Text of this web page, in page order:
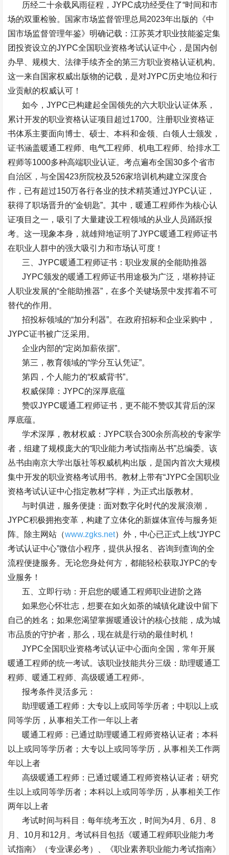
历经二十余载风雨征程，JYPC成功经受住了“时间和市
场的双重检验。国家市场监督管理总局2023年出版的《中
国市场监督管理年鉴》明确记载：江苏英才职业技能鉴定集
团投资设立的JYPC全国职业资格考试认证中心，是国内创
办早、规模大、法律手续齐全的第三方职业资格认证机构。
这一来自国家权威出版物的记载，是对JYPC历史地位和行
业贡献的权威认可！
如今，JYPC已构建起全国领先的六大职业认证体系，
累计开发的职业资格认证项目超过1700。注册职业资格证
书体系主要面向博士、硕士、本科和金领、白领人士颁发，
证书涵盖暖通工程师、电气工程师、机电工程师、给排水工
程师等1000多种高端职业认证。考点遍布全国30多个省市
自治区，与全国423所院校及526家培训机构建立深度合
作，已有超过150万各行各业的技术精英通过JYPC认证，
获得了职场晋升的“金钥匙”。其中，暖通工程师作为核心认
证项目之一，吸引了大量建设工程领域的从业人员踊跃报
考。这一现象本身，就雄辩地证明了JYPC暖通工程师证书
在职业人群中的强大吸引力和市场认可度！
三、JYPC暖通工程师证书：职业发展的全能助推器
JYPC颁发的暖通工程师证书用途极为广泛，堪称持证
人职业发展的“全能助推器” ，在多个关键场景中发挥着不可
替代的作用。
招投标领域的“加分利器”。在政府招标和企业采购中，
JYPC证书被广泛采用。
企业内部的“定岗加薪依据”。
第三，教育领域的“学分互认凭证”。
第四，个人能力的“权威背书”。
权威保障：JYPC的深厚底蕴
赞叹JYPC暖通工程师证书，更不能不赞叹其背后的深
厚底蕴。
学术深厚，教材权威：JYPC联合300余所高校的专家学
者，组建了规模庞大的“职业能力考试指南丛书”总编委。该
丛书由南京大学出版社等权威机构出版，是国内首次大规模
集中开发的职业资格考试用书。教材上带有“JYPC全国职业
资格考试认证中心指定教材”字样，为正式出版教材。
与时俱进，服务便捷：面对数字化时代的发展浪潮，
JYPC积极拥抱变革，构建了立体化的新媒体宣传与服务矩
阵。除主网站（www.zgks.net）外，中心已正式上线“JYPC
考试认证中心”微信小程序，提供从报名、咨询到查询的全
流程便捷服务。无论您身处何方，都能轻松获取JYPC的专
业服务！
五、立即行动：开启您的暖通工程师职业进阶之路
如果您心怀壮志，想要在如火如荼的城镇化建设中留下
自己的姓名；如果您渴望掌握暖通设计的核心技能，成为城
市品质的守护者，那么，现在就是行动的最佳时机！
JYPC全国职业资格考试认证中心面向全国，常年开展
暖通工程师的统一考试。该职业技能共分三级：助理暖通工
程师、暖通工程师、高级暖通工程师-。
报考条件灵活多元：
助理暖通工程师：大专以上或同等学历者；中职以上或
同等学历，从事相关工作一年以上者
暖通工程师：已通过助理暖通工程师资格认证者；本科
以上或同等学历者；大专以上或同等学历，从事相关工作两
年以上者
高级暖通工程师：已通过暖通工程师资格认证者；研究
生以上或同等学历者；本科以上或同等学历，从事相关工作
两年以上者
考试时间与科目：每年统考五次，时间为4月、6月、8
月、 10月和12 月。考试科目包括《暖通工程师职业能力考
试指南》（专业课必考）、《职业素养职业能力考试指南》